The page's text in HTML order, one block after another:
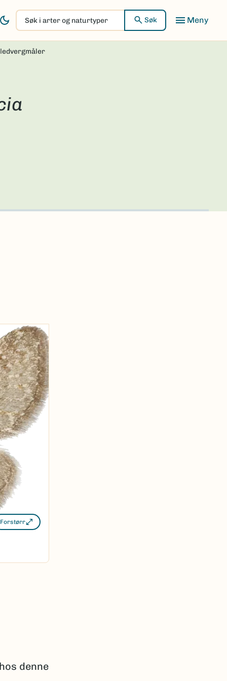
Søk
i
arter
og
Søk
Forstørr
denne